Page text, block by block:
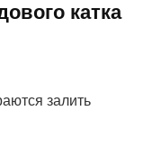
катка
залить